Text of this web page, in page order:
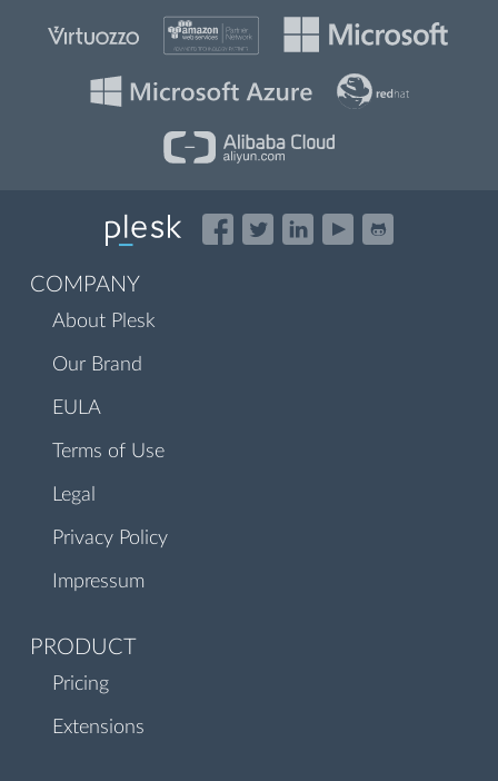
COMPANY
About Plesk
Our Brand
EULA
Terms of Use
Legal
Privacy Policy
Impressum
PRODUCT
Pricing
Extensions